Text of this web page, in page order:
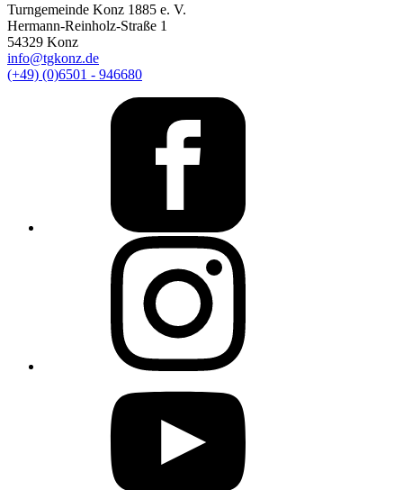
Turngemeinde Konz 1885 e. V.
Hermann-Reinholz-Straße 1
54329 Konz
info@tgkonz.de
(+49) (0)6501 - 946680